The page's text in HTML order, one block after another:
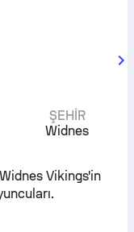
ŞEHIR
Widnes
Vikings'in